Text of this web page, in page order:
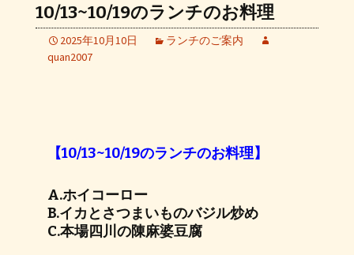
10/13~10/19のランチのお料理
2025年10月10日
ランチのご案内
quan2007
【10/13~10/19のランチのお料理】
A.ホイコーロー
B.イカとさつまいものバジル炒め
C.本場四川の陳麻婆豆腐